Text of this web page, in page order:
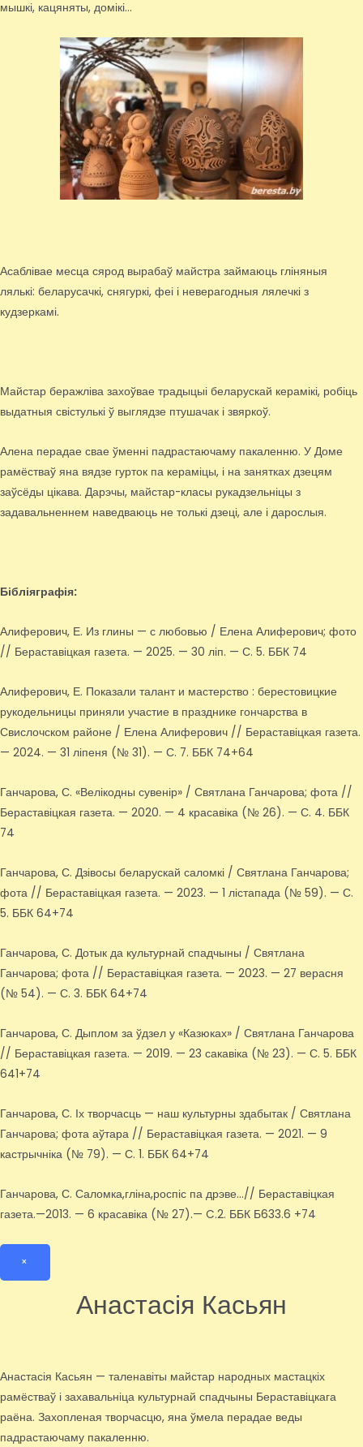
мышкі, кацяняты, домікі…
Асаблівае месца сярод вырабаў майстра займаюць гліняныя
лялькі: беларусачкі, снягуркі, феі і неверагодныя лялечкі з
кудзеркамі.
Майстар беражліва захоўвае традыцыі беларускай керамікі, робіць
выдатныя свістулькі ў выглядзе птушачак і звяркоў.
Алена перадае свае ўменні падрастаючаму пакаленню. У Доме
рамёстваў яна вядзе гурток па кераміцы, і на занятках дзецям
заўсёды цікава. Дарэчы, майстар-класы рукадзельніцы з
задавальненнем наведваюць не толькі дзеці, але і дарослыя.
Бібліяграфія:
Алиферович, Е. Из глины — с любовью / Елена Алиферович; фото
// Бераставіцкая газета. — 2025. — 30 ліп. — С. 5. ББК 74
Алиферович, Е. Показали талант и мастерство : берестовицкие
рукодельницы приняли участие в празднике гончарства в
Свислочском районе / Елена Алиферович // Бераставіцкая газета.
— 2024. — 31 ліпеня (№ 31). — С. 7. ББК 74+64
Ганчарова, С. «Велікодны сувенір» / Святлана Ганчарова; фота //
Бераставіцкая газета. — 2020. — 4 красавіка (№ 26). — С. 4. ББК
74
Ганчарова, С. Дзівосы беларускай саломкі / Святлана Ганчарова;
фота // Бераставіцкая газета. — 2023. — 1 лістапада (№ 59). — С.
5. ББК 64+74
Ганчарова, С. Дотык да культурнай спадчыны / Святлана
Ганчарова; фота // Бераставіцкая газета. — 2023. — 27 верасня
(№ 54). — С. 3. ББК 64+74
Ганчарова, С. Дыплом за ўдзел у «Казюках» / Святлана Ганчарова
// Бераставіцкая газета. — 2019. — 23 сакавіка (№ 23). — С. 5. ББК
641+74
Ганчарова, С. Іх творчасць — наш культурны здабытак / Святлана
Ганчарова; фота аўтара // Бераставіцкая газета. — 2021. — 9
кастрычніка (№ 79). — С. 1. ББК 64+74
Ганчарова, С. Саломка,гліна,роспіс па дрэве…// Бераставіцкая
газета.—2013. — 6 красавіка (№ 27).— C.2. ББК Б633.6 +74
×
Анастасія Касьян
Анастасія Касьян — таленавіты майстар народных мастацкіх
рамёстваў і захавальніца культурнай спадчыны Бераставіцкага
раёна. Захопленая творчасцю, яна ўмела перадае веды
падрастаючаму пакаленню.